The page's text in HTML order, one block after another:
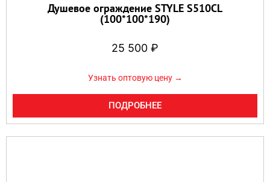
Душевое ограждение STYLE S510CL
(100*100*190)
25 500 ₽
Узнать оптовую цену →
ПОДРОБНЕЕ